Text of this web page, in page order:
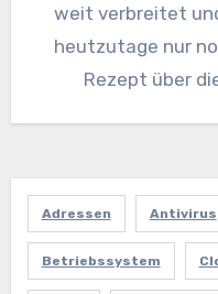
weit verbreitet
heutzutage nur
Rezept über
Adressen Antivirus
Betriebssystem